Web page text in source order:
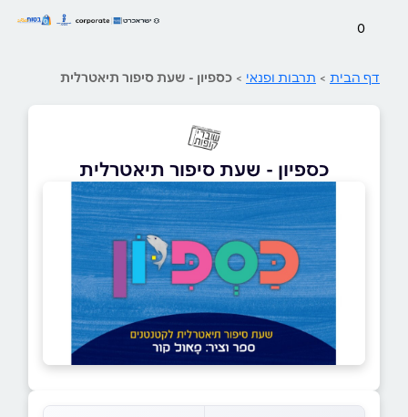
0
דף הבית > תרבות ופנאי > כספיון - שעת סיפור תיאטרלית
כספיון - שעת סיפור תיאטרלית